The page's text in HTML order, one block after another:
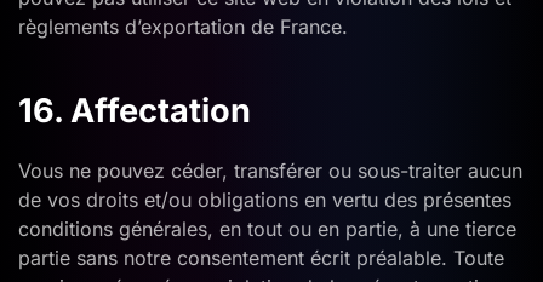
règlements d’exportation de France.
16. Affectation
Vous ne pouvez céder, transférer ou sous-traiter aucun
de vos droits et/ou obligations en vertu des présentes
conditions générales, en tout ou en partie, à une tierce
partie sans notre consentement écrit préalable. Toute